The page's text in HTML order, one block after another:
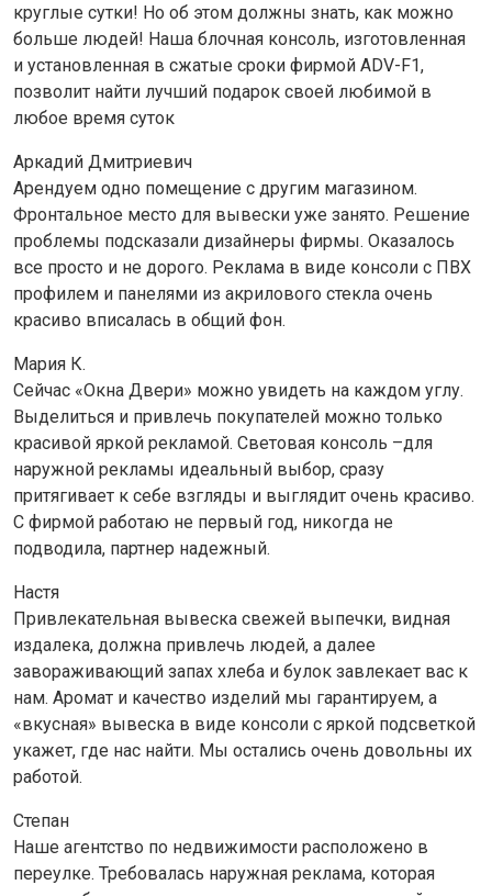
круглые сутки! Но об этом должны знать, как можно
больше людей! Наша блочная консоль, изготовленная
и установленная в сжатые сроки фирмой ADV-F1,
позволит найти лучший подарок своей любимой в
любое время суток
Аркадий Дмитриевич
Арендуем одно помещение с другим магазином.
Фронтальное место для вывески уже занято. Решение
проблемы подсказали дизайнеры фирмы. Оказалось
все просто и не дорого. Реклама в виде консоли с ПВХ
профилем и панелями из акрилового стекла очень
красиво вписалась в общий фон.
Мария К.
Сейчас «Окна Двери» можно увидеть на каждом углу.
Выделиться и привлечь покупателей можно только
красивой яркой рекламой. Световая консоль –для
наружной рекламы идеальный выбор, сразу
притягивает к себе взгляды и выглядит очень красиво.
С фирмой работаю не первый год, никогда не
подводила, партнер надежный.
Настя
Привлекательная вывеска свежей выпечки, видная
издалека, должна привлечь людей, а далее
завораживающий запах хлеба и булок завлекает вас к
нам. Аромат и качество изделий мы гарантируем, а
«вкусная» вывеска в виде консоли с яркой подсветкой
укажет, где нас найти. Мы остались очень довольны их
работой.
Степан
Наше агентство по недвижимости расположено в
переулке. Требовалась наружная реклама, которая